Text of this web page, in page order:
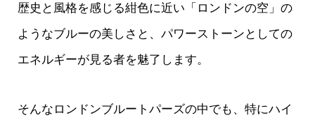
歴史と風格を感じる紺色に近い「ロンドンの空」の
ようなブルーの美しさと、パワーストーンとしての
エネルギーが見る者を魅了します。
そんなロンドンブルートパーズの中でも、特にハイ